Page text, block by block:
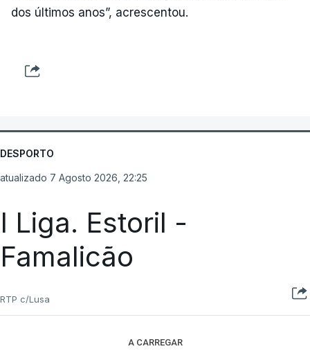
dos últimos anos”, acrescentou.
DESPORTO
atualizado 7 Agosto 2026, 22:25
I Liga. Estoril -
Famalicão
RTP c/Lusa
A CARREGAR